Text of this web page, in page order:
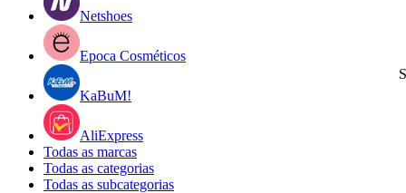
Netshoes
Epoca Cosméticos
KaBuM!
AliExpress
Todas as marcas
Todas as categorias
Todas as subcategorias